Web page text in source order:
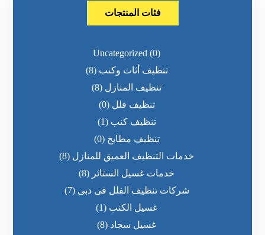
فئات المنتجات
Uncategorized (0)
تنظيف أثاث وكنب (8)
تنظيف المنازل (8)
تنظيف فلل (0)
تنظيف كنب (1)
تنظيف مطابخ (0)
خدمات التنظيف العميق للمنازل (8)
خدمات غسيل الستائر (8)
شركات تنظيف الفلل فى دبى (7)
غسيل الكنب (1)
غسيل سجاد (8)